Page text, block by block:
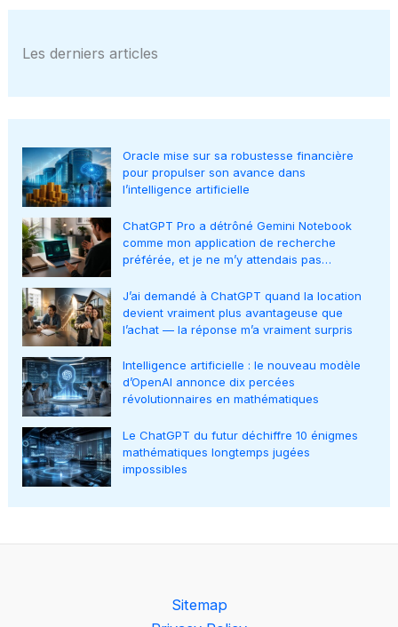
Les derniers articles
Oracle mise sur sa robustesse financière
pour propulser son avance dans
l’intelligence artificielle
ChatGPT Pro a détrôné Gemini Notebook
comme mon application de recherche
préférée, et je ne m’y attendais pas…
J’ai demandé à ChatGPT quand la location
devient vraiment plus avantageuse que
l’achat — la réponse m’a vraiment surpris
Intelligence artificielle : le nouveau modèle
d’OpenAI annonce dix percées
révolutionnaires en mathématiques
Le ChatGPT du futur déchiffre 10 énigmes
mathématiques longtemps jugées
impossibles
Sitemap